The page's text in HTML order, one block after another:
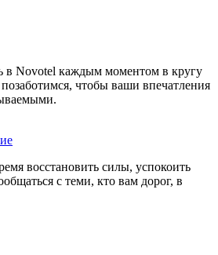
в Novotel каждым моментом в кругу
чтобы ваши впечатления
восстановить силы, успокоить
с теми, кто вам дорог, в